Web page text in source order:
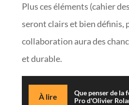
Plus ces éléments (cahier
seront clairs et bien définis,
collaboration aura des
et durable.
À lire
Que penser de
Pro d'Olivier